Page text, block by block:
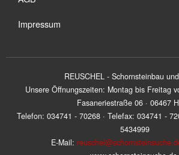
Impressum
REUSCHEL - Schornsteinbau
Unsere Öffnungszeiten: Montag bis Freitag
Fasaneriestraße 06 · 06467
Telefon: 034741 - 70268 · Telefax: 034741 -
5434999
E-Mail: